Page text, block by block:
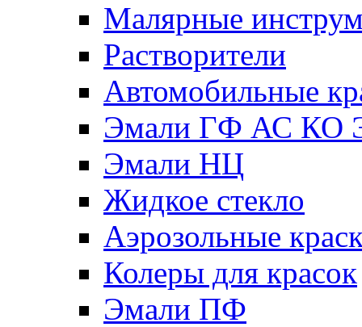
Малярные
Растворители
Автомобильные
Эмали ГФ АС КО
Эмали НЦ
Жидкое стекло
Аэрозольные
Колеры для красок
Эмали ПФ